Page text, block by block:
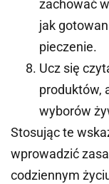
zachować
jak
pieczenie.
Ucz się
produktów,
wyborów
Stosując te
wprowadzić
codziennym